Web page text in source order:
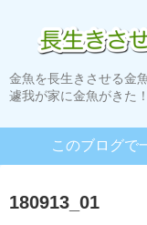
金魚を長生きさせる金
遽我が家に金魚がきた
このブログで
180913_01